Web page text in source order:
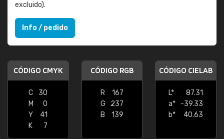
excluido).
Info / pedido
CÓDIGO CMYK
C
30
M
0
Y
41
K
7
CÓDIGO RGB
R
167
G
237
B
139
CÓDIGO CIELAB
L*
87.31
a*
-39.33
b*
40.63